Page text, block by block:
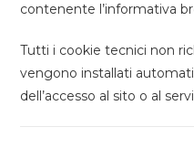
contenente l’informativa
Tutti i cookie tecnici non
vengono installati
dell’accesso al sito o al